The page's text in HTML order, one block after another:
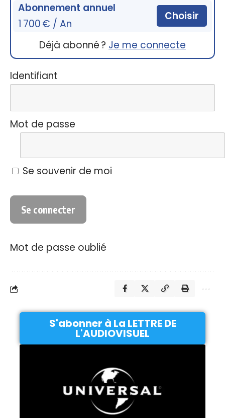
Abonnement annuel
1 700 € / An
Choisir
Déjà abonné ? Je me connecte
Identifiant
Mot de passe
Se souvenir de moi
Mot de passe oublié
S'abonner à La LETTRE DE
L'AUDIOVISUEL